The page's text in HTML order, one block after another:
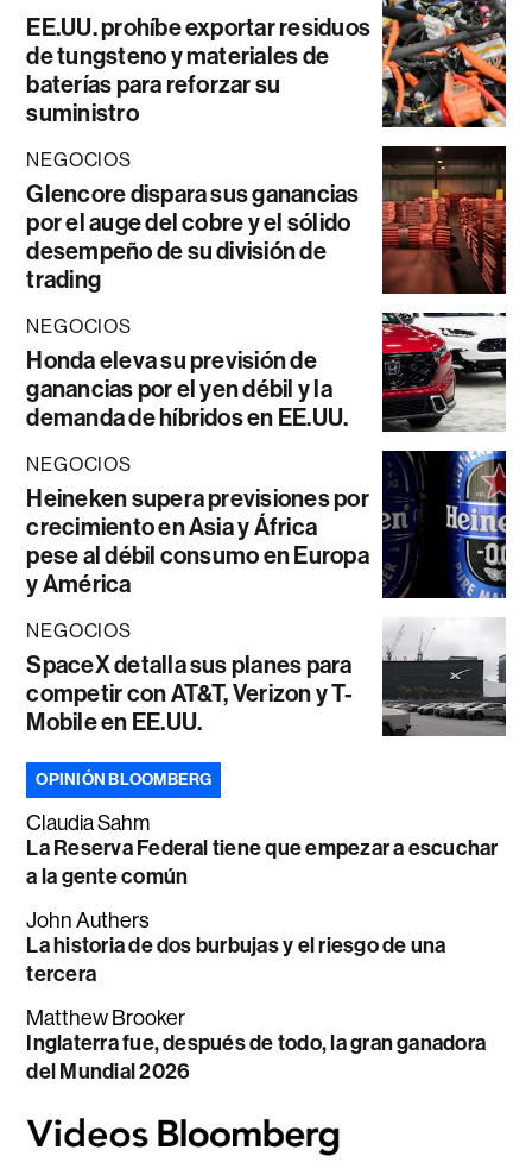
EE.UU. prohíbe exportar residuos
de tungsteno y materiales de
baterías para reforzar su
suministro
NEGOCIOS
Glencore dispara sus ganancias
por el auge del cobre y el sólido
desempeño de su división de
trading
NEGOCIOS
Honda eleva su previsión de
ganancias por el yen débil y la
demanda de híbridos en EE.UU.
NEGOCIOS
Heineken supera previsiones por
crecimiento en Asia y África
pese al débil consumo en Europa
y América
NEGOCIOS
SpaceX detalla sus planes para
competir con AT&T, Verizon y T-
Mobile en EE.UU.
OPINIÓN BLOOMBERG
Claudia Sahm
La Reserva Federal tiene que empezar a escuchar
a la gente común
John Authers
La historia de dos burbujas y el riesgo de una
tercera
Matthew Brooker
Inglaterra fue, después de todo, la gran ganadora
del Mundial 2026